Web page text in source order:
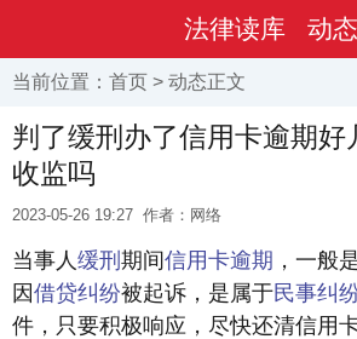
法律读库 动态
当前位置： 首页 > 动态正文
判了缓刑办了信用卡逾期好
收监吗
2023-05-26 19:27 作者：网络
当事人缓刑 期间信用卡逾期 ，一般
因借贷纠纷被起诉，是属于民事纠
件，只要积极响应，尽快还清信用